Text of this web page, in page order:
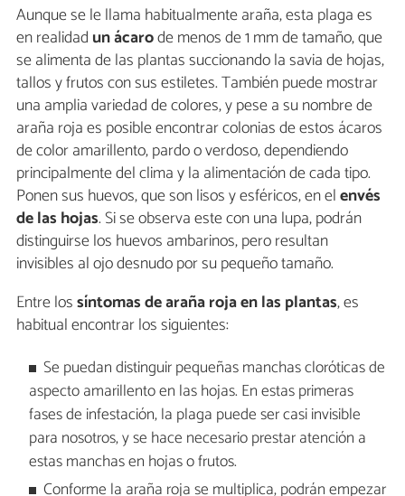
Aunque se le llama habitualmente araña, esta plaga es
en realidad un ácarode menos de 1 mm de tamaño, que
se alimenta de las plantas succionando la savia de hojas,
tallos y frutos con sus estiletes. También puede mostrar
una amplia variedad de colores, y pese a su nombre de
araña roja es posible encontrar colonias de estos ácaros
de color amarillento, pardo o verdoso, dependiendo
principalmente del clima y la alimentación de cada tipo.
Ponen sus huevos, que son lisos y esféricos, en elenvés
de las hojas. Si se observa este con una lupa, podrán
distinguirse los huevos ambarinos, pero resultan
invisibles al ojo desnudo por su pequeño tamaño.
Entre lossíntomas de araña roja en las plantas, es
habitual encontrar los siguientes:
Se puedan distinguir pequeñas manchas cloróticas de
aspecto amarillento en las hojas. En estas primeras
fases de infestación, la plaga puede ser casi invisible
para nosotros, y se hace necesario prestar atención a
estas manchas en hojas o frutos.
Conforme la araña roja se multiplica, podrán empezar